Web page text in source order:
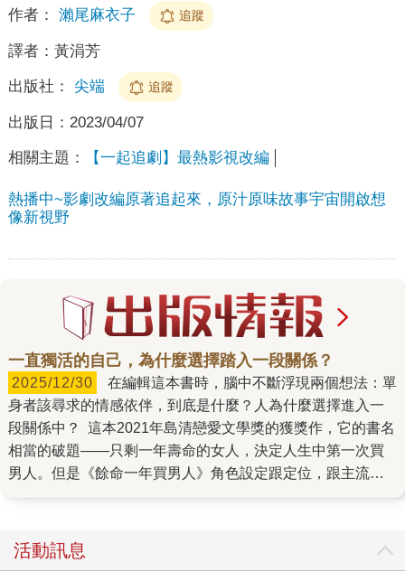
作者： 瀨尾麻衣子 追蹤
譯者： 黃涓芳
出版社： 尖端 追蹤
出版日： 2023/04/07
相關主題： 【一起追劇】最熱影視改編
熱播中~影劇改編原著追起來，原汁原味故事宇宙開啟想
像新視野
一直獨活的自己，為什麼選擇踏入一段關係？
2025/12/30
身者該尋求的情感依伴，到底是什麼？人為什麼選擇進入一
段關係中？ 這本2021年島清戀愛文學獎的獲獎作，它的書名
相當的破題——只剩一年壽命的女人，決定人生中第一次買
男人。但是《餘命一年買男人》角色設定跟定位，跟主流印
疑：「在這類作品裡，死去的多半是年輕又漂亮的女性，或
是有小孩的母親。但這樣一來，不就只是以這些角度去衡量
活動訊息